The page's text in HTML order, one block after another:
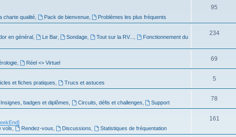
charte qualité, Pack de bienvenue, Problèmes les plus fréquents
95
en général, Le Bar, Sondage Tout sur la RV...
Fonctionnement du
234
, Réel <> Virtuel
69
et fiches pratiques Trucs et astuces
5
Insignes, badges et diplômes Circuits, défis et challenges Support
78
vols Rendez-vous Discussions Statistiques de fréquentation
161